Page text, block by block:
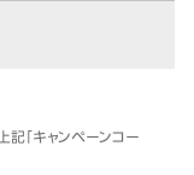
「キャンペーンコー